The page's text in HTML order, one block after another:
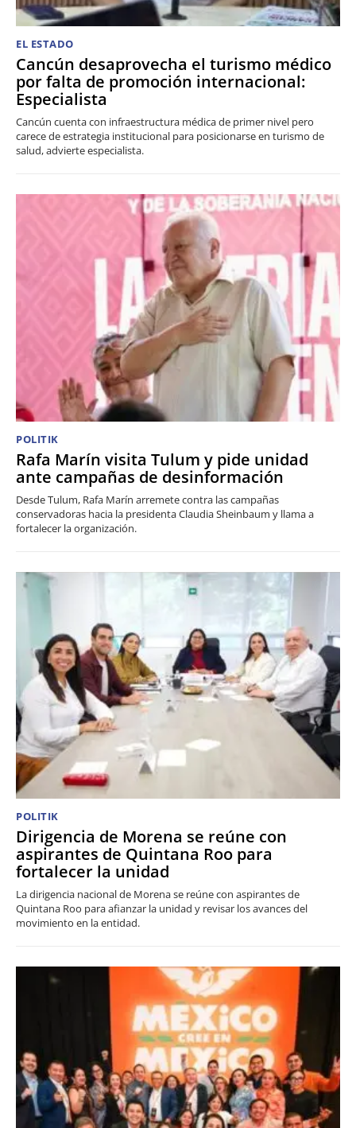
EL ESTADO
Cancún desaprovecha el turismo médico
por falta de promoción internacional:
Especialista
Cancún cuenta con infraestructura médica de primer nivel pero
carece de estrategia institucional para posicionarse en turismo de
salud, advierte especialista.
POLITIK
Rafa Marín visita Tulum y pide unidad
ante campañas de desinformación
Desde Tulum, Rafa Marín arremete contra las campañas
conservadoras hacia la presidenta Claudia Sheinbaum y llama a
fortalecer la organización.
POLITIK
Dirigencia de Morena se reúne con
aspirantes de Quintana Roo para
fortalecer la unidad
La dirigencia nacional de Morena se reúne con aspirantes de
Quintana Roo para afianzar la unidad y revisar los avances del
movimiento en la entidad.